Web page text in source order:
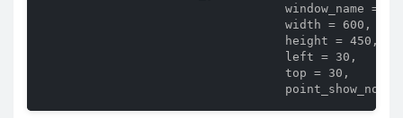
window_name = "可
                                  width = 600,
                                  height = 450,
                                  left = 30,
                                  top = 30,